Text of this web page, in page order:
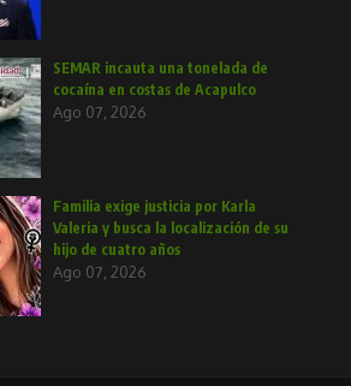
SEMAR incauta una tonelada de
cocaína en costas de Acapulco
Ago 07, 2026
Familia exige justicia por Karla
Valeria y busca la localización de su
hijo de cuatro años
Ago 07, 2026